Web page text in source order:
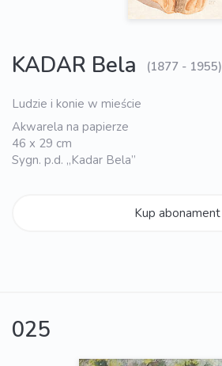
KADAR Bela (1877 - 1955)
Ludzie i konie w mieście
Akwarela na papierze
46 x 29 cm
Sygn. p.d. „Kadar Bela”
Kup abonament
025